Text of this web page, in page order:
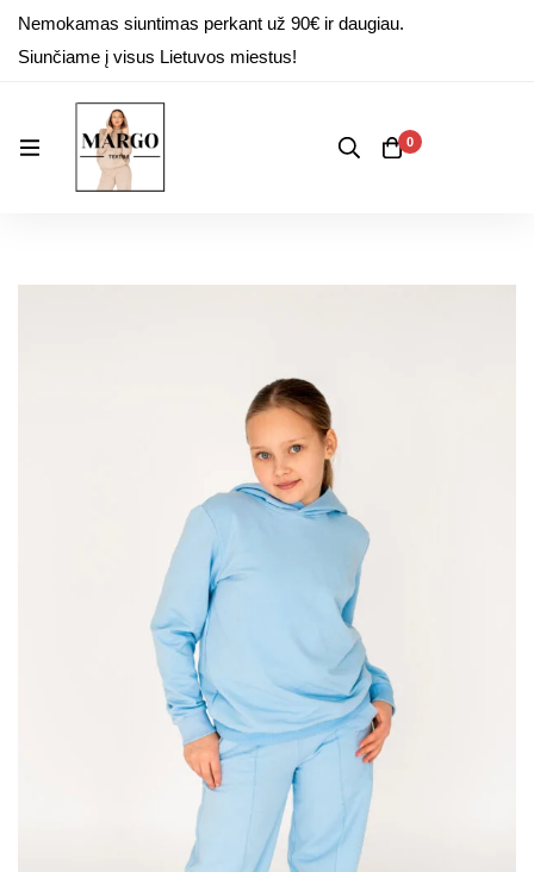
Nemokamas siuntimas perkant už 90€ ir daugiau.
Siunčiame į visus Lietuvos miestus!
0